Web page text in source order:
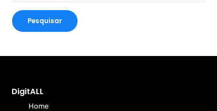
DigitALL
Home